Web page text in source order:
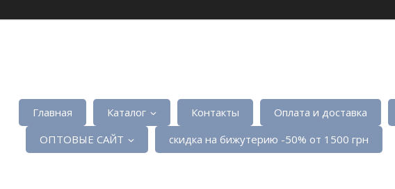
Главная Каталог Контакты Оплата и доставка
ОПТОВЫЕ САЙТ
скидка на бижутерию -50% от 1500 грн